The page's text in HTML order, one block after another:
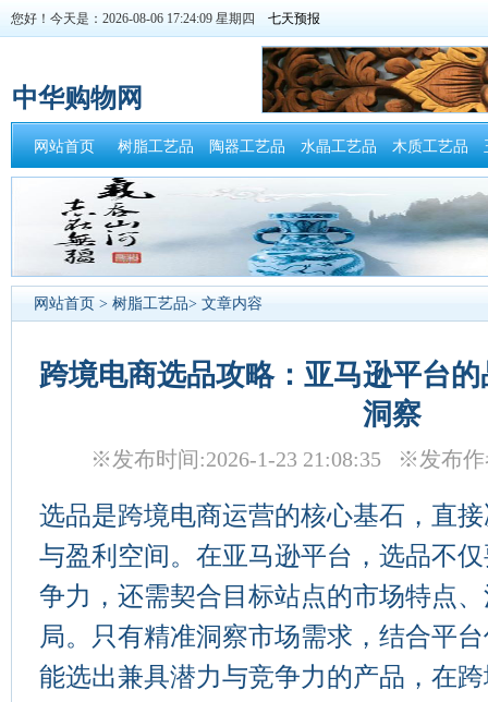
您好！今天是：2026-08-06 17:24:10 星期四
中华购物网
网站首页 树脂工艺品 陶器工艺品 水晶工艺品 木质工艺品
网站首页 > 树脂工艺品> 文章内容
跨境电商选品攻略：亚马逊平台
洞察
※发布时间:2026-1-23 21:08:35 ※发布
选品是跨境电商运营的核心基石，直
与盈利空间。在亚马逊平台，选品不
争力，还需契合目标站点的市场特点
局。只有精准洞察市场需求，结合平
能选出兼具潜力与竞争力的产品，在